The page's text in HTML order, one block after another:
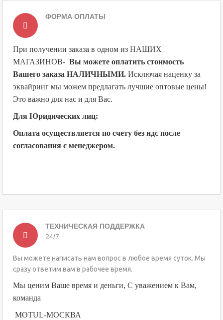
ФОРМА ОПЛАТЫ
При получении заказа в одном из НАШИХ
МАГАЗИНОВ- Вы можете оплатить стоимость
Вашего заказа НАЛИЧНЫМИ. Исключая наценку за
эквайринг мы можем предлагать лучшие оптовые цены!
Это важно для нас и для Вас.
Для Юридических лиц:
Оплата осуществляется по счету без ндс после
согласования с менеджером.
ТЕХНИЧЕСКАЯ ПОДДЕРЖКА
24/7
Вы можете написать нам вопрос в любое время суток. Мы
сразу ответим вам в рабочее время.
Мы ценим Ваше время и деньги, С уважением к Вам,
команда
MOTUL-МОСКВА